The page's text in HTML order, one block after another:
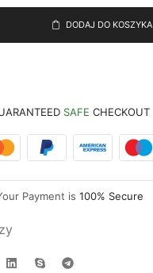
DODAJ DO KOSZYKA
SAFE CHECKOUT
Payment is 100% Secure